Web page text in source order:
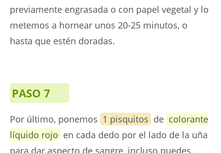
previamente engrasada o con papel vegetal y lo
metemos a hornear unos 20-25 minutos, o
hasta que estén doradas.
PASO 7
Por último, ponemos 1 pisquitos de colorante
líquido rojo en cada dedo por el lado de la uña
para dar aspecto de sangre, incluso puedes